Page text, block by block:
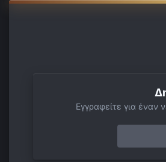
Εγγραφείτε για έναν